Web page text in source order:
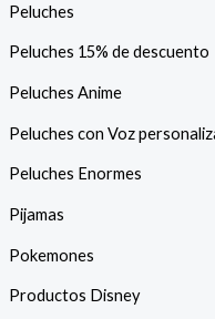
Peluches
Peluches 15% de descuento
Peluches Anime
Peluches con Voz
Peluches Enormes
Pijamas
Pokemones
Productos Disney